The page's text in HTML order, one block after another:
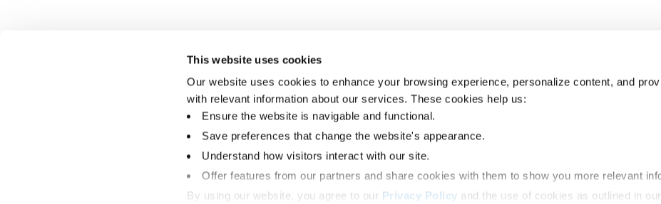
This website uses cookies
Our website uses cookies to enhance your browsing experience, personalize content, and
with relevant information about our services. These cookies help us:
Ensure the website is navigable and functional.
Save preferences that change the website's appearance.
Understand how visitors interact with our site.
Offer features from our partners and share cookies with them to show you more relevant
By using our website, you agree to our
Privacy Policy and the use of cookies as outlined in our
关于我们
我们的故事
可持续发展
服务网络
概览
新加坡
马来西亚
越南
澳大利亚
新西兰
坦桑尼亚
赞比亚
多哥
贝宁
解决方案